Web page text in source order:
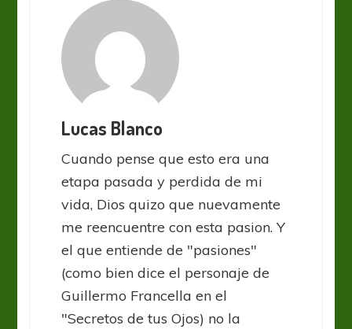
Lucas Blanco
Cuando pense que esto era una
etapa pasada y perdida de mi
vida, Dios quizo que nuevamente
me reencuentre con esta pasion. Y
el que entiende de "pasiones"
(como bien dice el personaje de
Guillermo Francella en el
"Secretos de tus Ojos) no la